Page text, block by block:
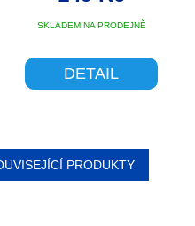
SKLADEM NA PRODEJNĚ
DETAIL
PRODUKTY